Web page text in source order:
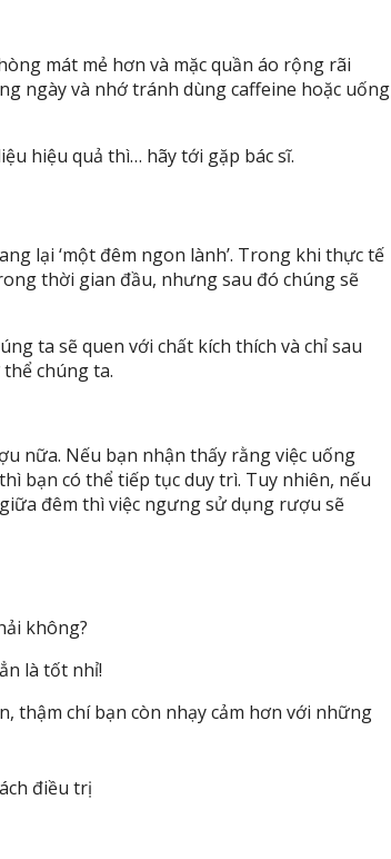
mát mẻ hơn và mặc quần áo rộng rãi
ngày và nhớ tránh dùng caffeine hoặc uống
hiệu quả thì… hãy tới gặp bác sĩ.
lại ‘một đêm ngon lành’. Trong khi thực tế
thời gian đầu, nhưng sau đó chúng sẽ
ta sẽ quen với chất kích thích và chỉ sau
chúng ta.
nữa. Nếu bạn nhận thấy rằng việc uống
bạn có thể tiếp tục duy trì. Tuy nhiên, nếu
đêm thì việc ngưng sử dụng rượu sẽ
không?
là tốt nhỉ!
thậm chí bạn còn nhạy cảm hơn với những